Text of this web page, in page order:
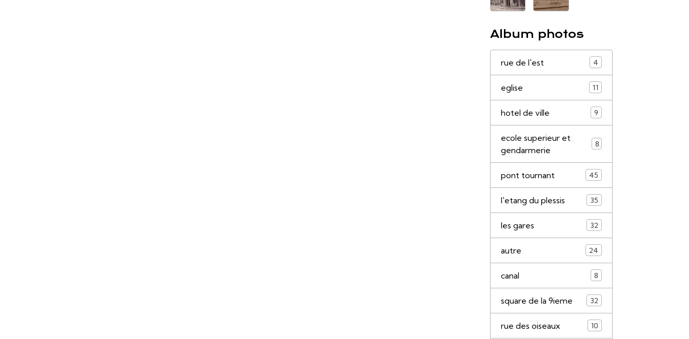
Album photos
rue de l'est 4
eglise 11
hotel de ville 9
ecole superieur et
gendarmerie
8
pont tournant 45
l'etang du plessis 35
les gares 32
autre 24
canal 8
square de la 9ieme 32
rue des oiseaux 10